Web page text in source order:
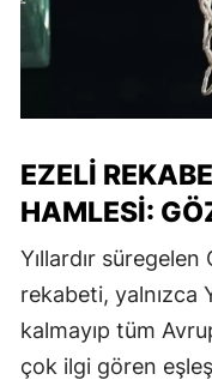
EZELI
HAMLESI:
Yıllardır
rekabeti, yalnızca
kalmayıp tüm
çok ilgi gören